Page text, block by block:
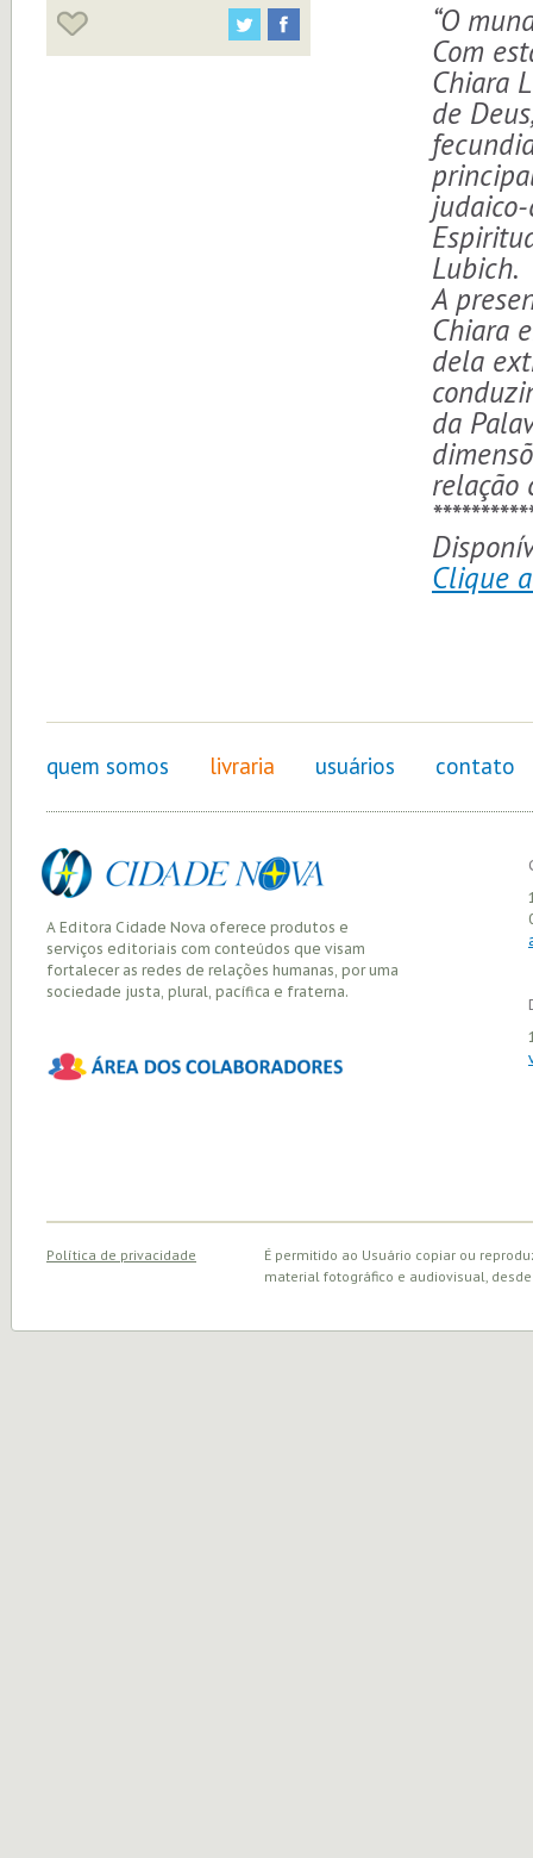
“O
Com
Chiara
de
Lubich.
A
Chiara
dela
da
relação
Clique
quem somos livraria usuários contato
A Editora Cidade Nova oferece produtos e
serviços editoriais com conteúdos que visam
fortalecer as redes de relações humanas, por uma
sociedade justa, plural, pacífica e fraterna.
Política de privacidade
É permitido ao Usuário copiar ou
material fotográfico e audiovisual,